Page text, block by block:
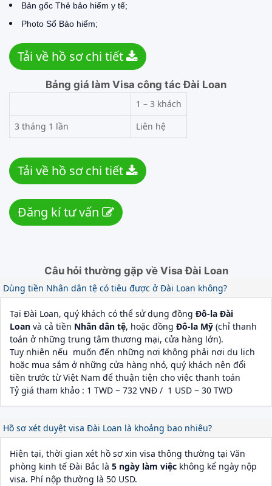
Bản gốc Thẻ bảo hiểm y tế;
Photo Sổ Bảo hiểm;
Tải về hồ sơ chi tiết
Bảng giá làm Visa công tác Đài Loan
1 – 3 khách
3 tháng 1 lần
Liên hệ
Tải về hồ sơ chi tiết
Đăng kí tư vấn
Câu hỏi thường gặp về Visa Đài Loan
Dùng tiền Nhân dân tệ có tiêu được ở Đài Loan không?
Tại Đài Loan, quý khách có thể sử dụng đồng Đô-la Đài
Loan và cả tiền Nhân dân tệ, hoặc đồng Đô-la Mỹ (chỉ thanh
toán ở những trung tâm thương mại, cửa hàng lớn).
Tuy nhiên nếu muốn đến những nơi không phải nơi du lịch
hoặc mua sắm ở những cửa hàng nhỏ, quý khách nên đổi
tiền trước từ Việt Nam để thuận tiện cho việc thanh toán
Tỷ giá tham khảo : 1 TWD ~ 732 VNĐ / 1 USD ~ 30 TWD
Hồ sơ xét duyệt visa Đài Loan là khoảng bao nhiêu?
Hiện tại, thời gian xét hồ sơ xin visa thông thường tại Văn
phòng kinh tế Đài Bắc là 5 ngày làm việc không kể ngày nộp
visa. Phí nộp thường là 50 USD.